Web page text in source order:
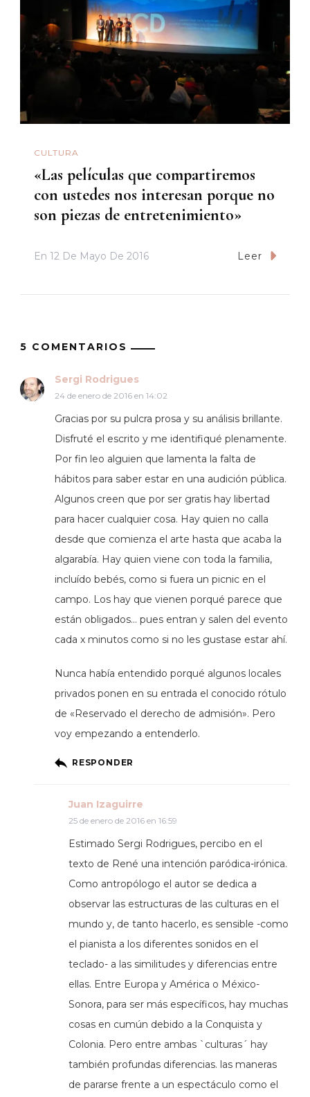
CULTURA
«Las películas que compartiremos
con ustedes nos interesan porque no
son piezas de entretenimiento»
En 12 De Mayo De 2016 Leer
5 COMENTARIOS
Sergi Rodrigues
24 de enero de 2016 en 14:02
Gracias por su pulcra prosa y su análisis brillante.
Disfruté el escrito y me identifiqué plenamente.
Por fin leo alguien que lamenta la falta de
hábitos para saber estar en una audición pública.
Algunos creen que por ser gratis hay libertad
para hacer cualquier cosa. Hay quien no calla
desde que comienza el arte hasta que acaba la
algarabía. Hay quien viene con toda la familia,
incluído bebés, como si fuera un picnic en el
campo. Los hay que vienen porqué parece que
están obligados… pues entran y salen del evento
cada x minutos como si no les gustase estar ahí.
Nunca había entendido porqué algunos locales
privados ponen en su entrada el conocido rótulo
de «Reservado el derecho de admisión». Pero
voy empezando a entenderlo.
RESPONDER
Juan Izaguirre
25 de enero de 2016 en 16:59
Estimado Sergi Rodrigues, percibo en el
texto de René una intención paródica-irónica.
Como antropólogo el autor se dedica a
observar las estructuras de las culturas en el
mundo y, de tanto hacerlo, es sensible -como
el pianista a los diferentes sonidos en el
teclado- a las similitudes y diferencias entre
ellas. Entre Europa y América o México-
Sonora, para ser más específicos, hay muchas
cosas en cumún debido a la Conquista y
Colonia. Pero entre ambas `culturas´ hay
también profundas diferencias. las maneras
de pararse frente a un espectáculo como el